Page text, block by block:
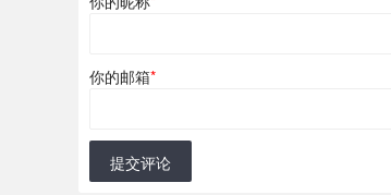
你的邮箱*
提交评论